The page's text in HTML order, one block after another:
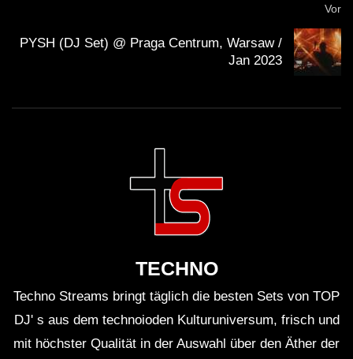
Vor
PYSH (DJ Set) @ Praga Centrum, Warsaw /
Jan 2023
TECHNO
Techno Streams bringt täglich die besten Sets von TOP
DJ' s aus dem technoioden Kulturuniversum, frisch und
mit höchster Qualität in der Auswahl über den Äther der